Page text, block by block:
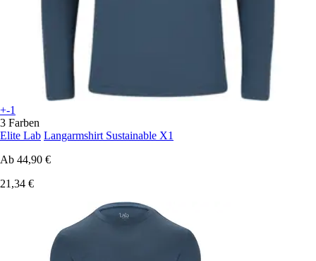
+-1
3 Farben
Elite Lab Langarmshirt Sustainable X1
Ab 44,90 €
21,34 €